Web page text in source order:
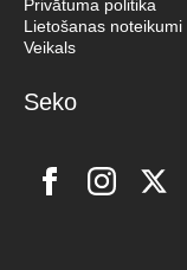
Privātuma politika
Lietošanas noteikumi
Veikals
Seko